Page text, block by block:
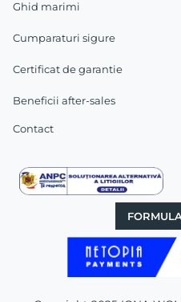
Ghid marimi
Cumparaturi sigure
Certificat de garantie
Beneficii after-sales
Contact